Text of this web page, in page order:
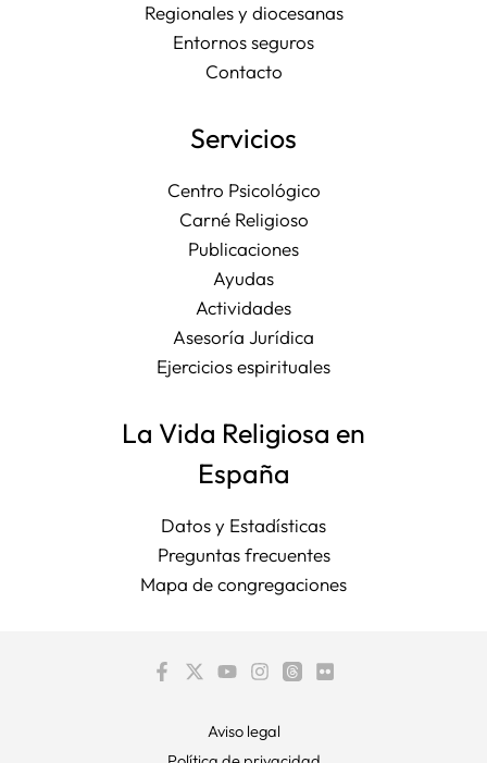
Regionales y diocesanas
Entornos seguros
Contacto
Servicios
Centro Psicológico
Carné Religioso
Publicaciones
Ayudas
Actividades
Asesoría Jurídica
Ejercicios espirituales
La Vida Religiosa en
España
Datos y Estadísticas
Preguntas frecuentes
Mapa de congregaciones
Aviso legal